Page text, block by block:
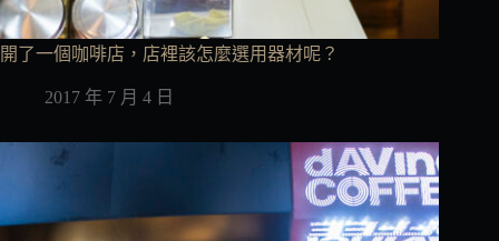
開了一個咖啡店，店裡該怎麼選用器材呢？
2017 年 7 月 4 日